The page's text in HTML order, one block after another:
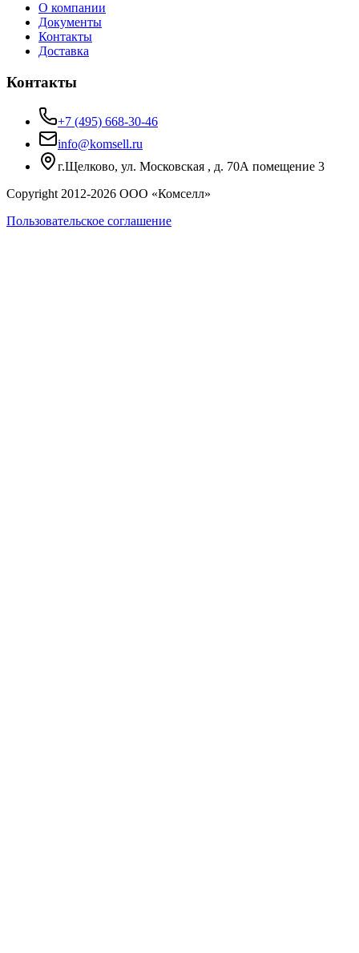
О компании
Документы
Контакты
Доставка
Контакты
+7 (495) 668-30-46
info@komsell.ru
г.Щелково, ул. Московская , д. 70А помещение 3
Copyright 2012-2026 ООО «Комселл»
Пользовательское соглашение